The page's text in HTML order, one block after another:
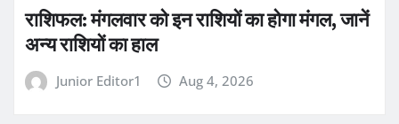
राशिफल: मंगलवार को इन राशियों का होगा मंगल, जानें
अन्य राशियों का हाल
Junior Editor1 Aug 4, 2026